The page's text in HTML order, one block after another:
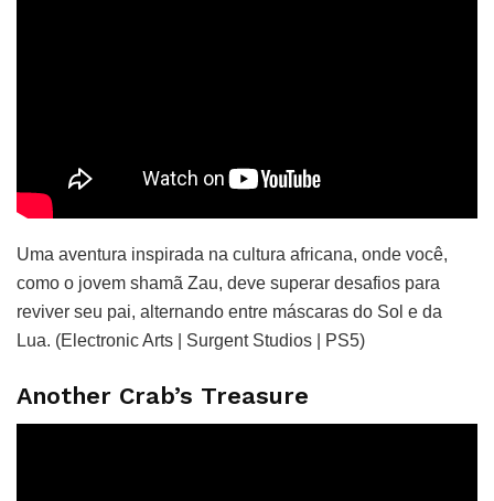
Uma aventura inspirada na cultura africana, onde você,
como o jovem shamã Zau, deve superar desafios para
reviver seu pai, alternando entre máscaras do Sol e da
Lua. (Electronic Arts | Surgent Studios | PS5)
Another Crab’s Treasure